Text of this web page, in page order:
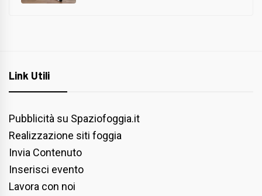
Link Utili
Pubblicità su Spaziofoggia.it
Realizzazione siti foggia
Invia Contenuto
Inserisci evento
Lavora con noi